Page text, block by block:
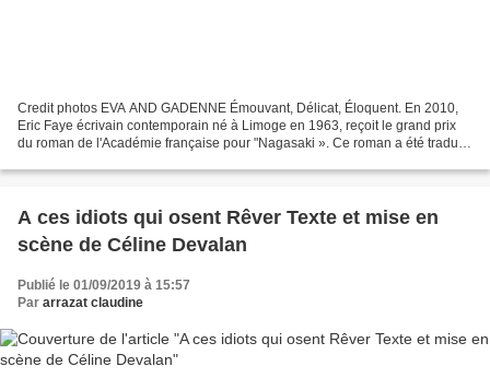
Credit photos EVA AND GADENNE Émouvant, Délicat, Éloquent. En 2010,
Eric Faye écrivain contemporain né à Limoge en 1963, reçoit le grand prix
du roman de l'Académie française pour "Nagasaki ». Ce roman a été traduit
A ces idiots qui osent Rêver Texte et mise en
scène de Céline Devalan
Publié le 01/09/2019 à 15:57
Par arrazat claudine